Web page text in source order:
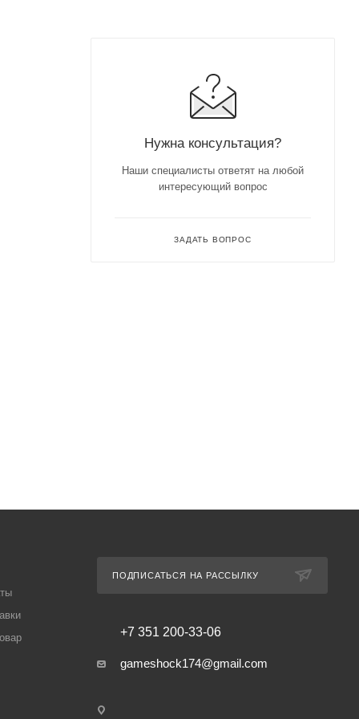
Нужна консультация?
Наши специалисты ответят на любой
интересующий вопрос
ЗАДАТЬ ВОПРОС
ПОДПИСАТЬСЯ НА РАССЫЛКУ
+7 351 200-33-06
gameshock174@gmail.com